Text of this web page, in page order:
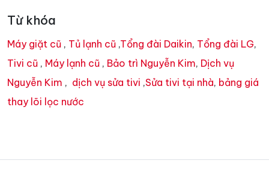
Từ khóa
Máy giặt cũ , Tủ lạnh cũ ,Tổng đài Daikin, Tổng đài LG,
Tivi cũ , Máy lạnh cũ , Bảo trì Nguyễn Kim, Dịch vụ
Nguyễn Kim , dịch vụ sửa tivi ,Sửa tivi tại nhà, bảng giá
thay lõi lọc nước